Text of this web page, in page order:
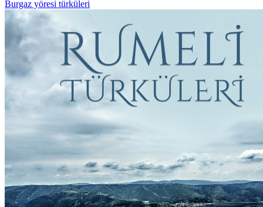
Burgaz yöresi türküleri